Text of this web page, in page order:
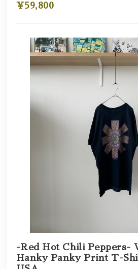
¥59,800
-Red Hot Chili Peppers-
Hanky Panky Print T-